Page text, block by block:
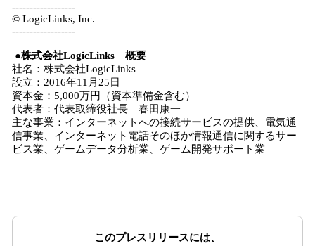
------------------
© LogicLinks, Inc.
------------------
●株式会社LogicLinks 概要
社名：株式会社LogicLinks
設立：2016年11月25日
資本金：5,000万円（資本準備金含む）
代表者：代表取締役社長 春田康一
主な事業：インターネットへの接続サービスの提供、電気通
信事業、インターネット電話そのほか情報通信に関するサー
ビス業、ゲームデータ分析業、ゲーム開発サポート業
このプレスリリースには、